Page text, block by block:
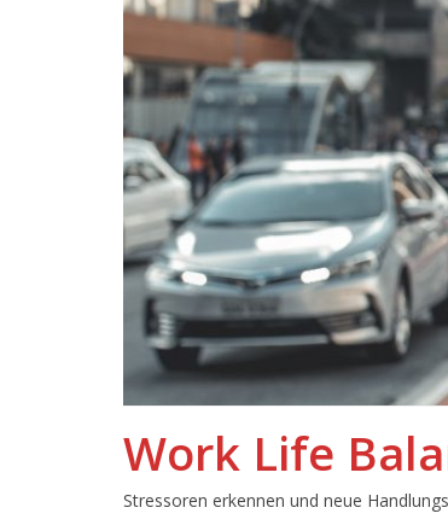
Work Life
Stressoren erkennen und neue